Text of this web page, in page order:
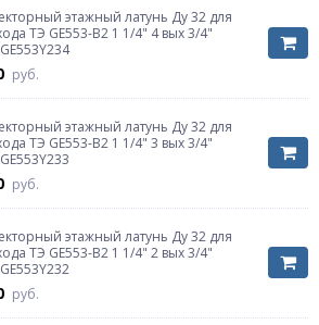
этажный латунь Ду 32 для
ТЭ GE553-B2 1 1/4" 4 вых 3/4"
руб.
этажный латунь Ду 32 для
ТЭ GE553-B2 1 1/4" 3 вых 3/4"
руб.
этажный латунь Ду 32 для
ТЭ GE553-B2 1 1/4" 2 вых 3/4"
руб.